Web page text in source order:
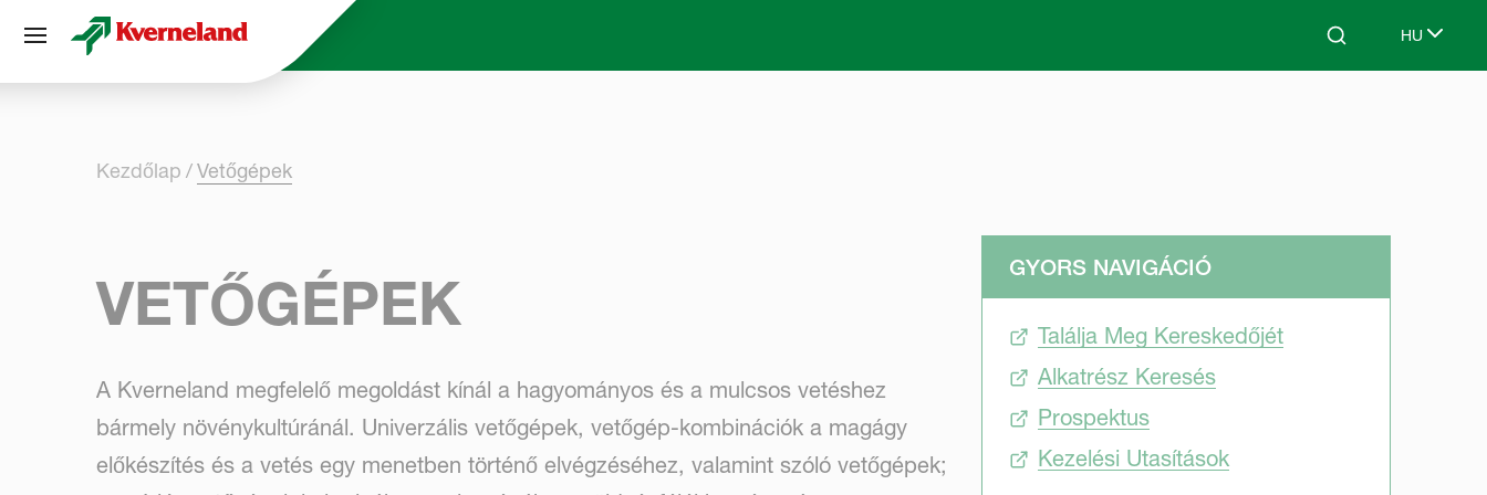
Search HU
Select
Kezdőlap Vetőgépek
VETŐGÉPEK
A Kverneland megfelelő megoldást kínál a hagyományos és a mulcsos vetéshez
bármely növénykultúránál. Univerzális vetőgépek, vetőgép-kombinációk a magágy
előkészítés és a vetés egy menetben történő elvégzéséhez, valamint szóló vetőgépek;
GYORS NAVIGÁCIÓ
Találja Meg Kereskedőjét
Alkatrész Keresés
Prospektus
Kezelési Utasítások
Süti preferenciák